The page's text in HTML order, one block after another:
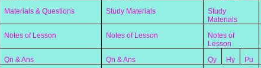
Materials & Questions
Study Materials
Study
Materials
Notes of Lesson
Notes of Lesson
Notes of
Lesson
Qn & Ans Qn & Ans Qy Hy Pu